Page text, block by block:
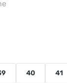
40 41